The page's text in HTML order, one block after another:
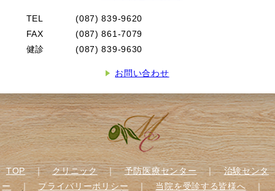
TEL
(087) 839-9620
FAX
(087) 861-7079
健診
(087) 839-9630
お問い合わせ
TOP｜クリニック｜予防医療センター｜治験センタ
ー
｜ プライバリーポリシー ｜当院を受診する皆様へ｜